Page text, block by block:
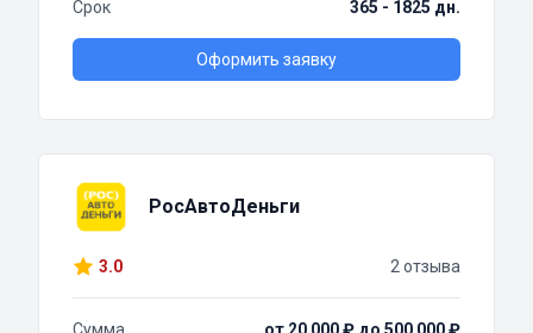
Срок
365 - 1825 дн.
Оформить заявку
РосАвтоДеньги
3.0 2 отзыва